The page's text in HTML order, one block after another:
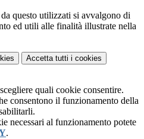
questo utilizzati si avvalgono di
ed utili alle finalità illustrate nella
Accetta tutti i cookies
quali cookie consentire.
consentono il funzionamento della
necessari al funzionamento potete
.